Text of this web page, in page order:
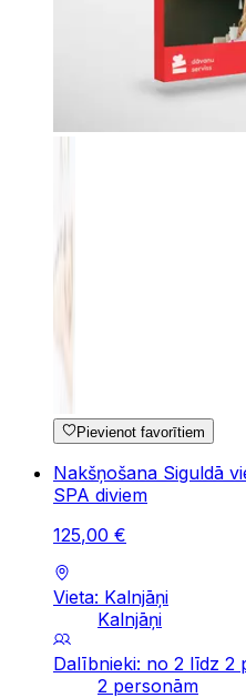
Pievienot favorītiem
Nakšņošana Siguldā
SPA diviem
125,00 €
Vieta: Kalnjāņi
Kalnjāņi
Dalībnieki: no 2 līdz 2
2 personām